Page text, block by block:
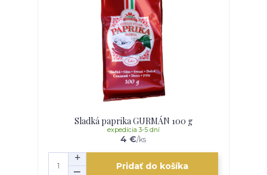
Sladká paprika GURMÁN 100 g
4 €/ks
expedícia 3-5 dní
Pridať do košíka